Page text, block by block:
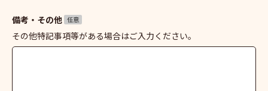
備考・その他 任意
その他特記事項等がある場合はご入力ください。